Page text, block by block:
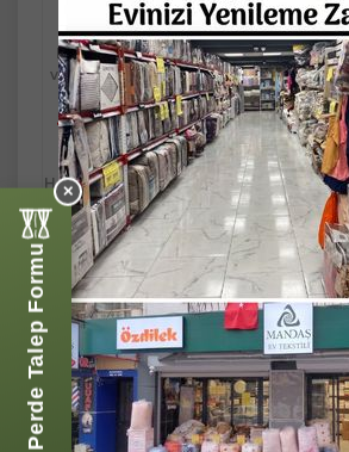
Son Fırsat
Kredi Kartı
veya Kapıda
Ödeme
4.049,90
TL
Havale/Eft %5
indirimli
4.049,90 TL
3.847,41 TL
Sepete
Ekle
Kredi
veya
TL
Havale/
Perde Talep Formu
✕